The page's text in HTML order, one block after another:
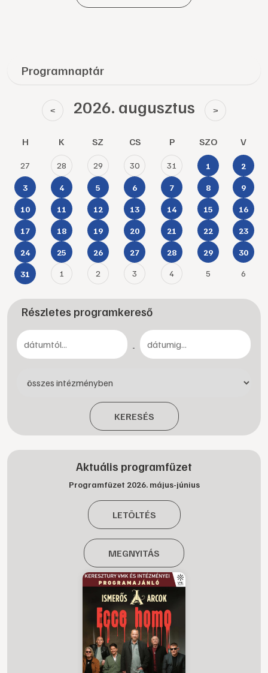
Programnaptár
< 2026. augusztus >
H K SZ CS P SZO V
27 28 29 30 31 1 2
3 4 5 6 7 8 9
10 11 12 13 14 15 16
17 18 19 20 21 22 23
24 25 26 27 28 29 30
31 1 2 3 4 5 6
Részletes programkereső
-
KERESÉS
Aktuális programfüzet
Programfüzet 2026. május-június
LETÖLTÉS
MEGNYITÁS